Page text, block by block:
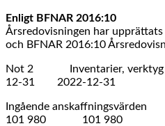
Enligt BFNAR 2016:10
Årsredovisningen har
och BFNAR 2016:10
Not 2 Inventarier, verktyg
12-31 2022-12-31
Ingående
101 980 101 980